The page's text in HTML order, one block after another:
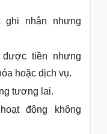
ghi nhận nhưng
tiền nhưng
hoặc dịch vụ.
tương lai.
động không